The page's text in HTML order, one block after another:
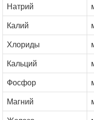
Натрий
Калий
Хлориды
Кальций
Фосфор
Магний